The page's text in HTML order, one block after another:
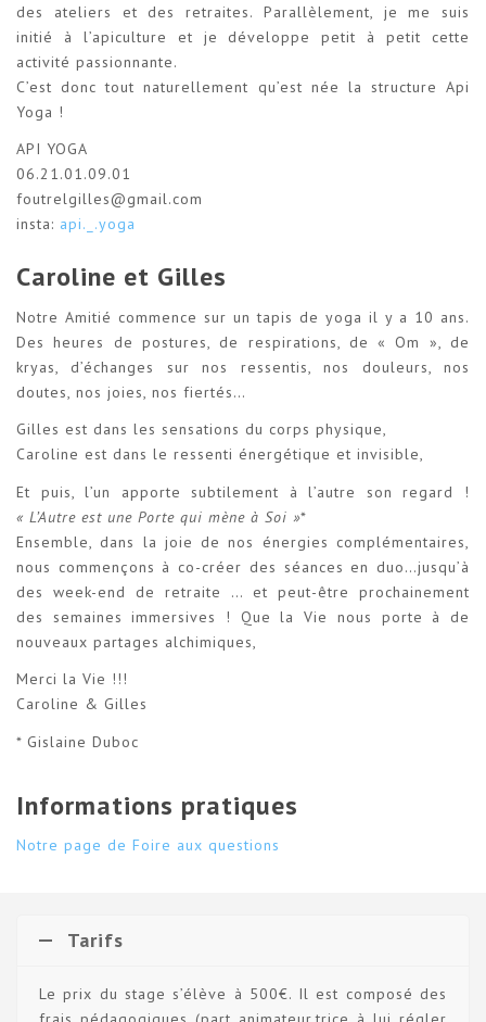
des ateliers et des retraites. Parallèlement, je me suis
initié à l’apiculture et je développe petit à petit cette
activité passionnante.
C’est donc tout naturellement qu’est née la structure Api
Yoga !
API YOGA
06.21.01.09.01
foutrelgilles@gmail.com
insta: api._.yoga
Caroline et Gilles
Notre Amitié commence sur un tapis de yoga il y a 10 ans.
Des heures de postures, de respirations, de « Om », de
kryas, d’échanges sur nos ressentis, nos douleurs, nos
doutes, nos joies, nos fiertés…
Gilles est dans les sensations du corps physique,
Caroline est dans le ressenti énergétique et invisible,
Et puis, l’un apporte subtilement à l’autre son regard !
« L’Autre est une Porte qui mène à Soi »*
Ensemble, dans la joie de nos énergies complémentaires,
nous commençons à co-créer des séances en duo…jusqu’à
des week-end de retraite … et peut-être prochainement
des semaines immersives ! Que la Vie nous porte à de
nouveaux partages alchimiques,
Merci la Vie !!!
Caroline & Gilles
* Gislaine Duboc
Informations pratiques
Notre page de Foire aux questions
Tarifs
Le prix du stage s’élève à 500€. Il est composé des